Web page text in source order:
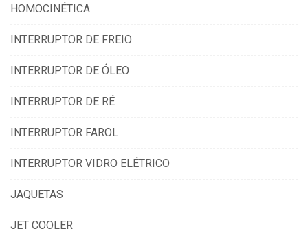
HOMOCINÉTICA
INTERRUPTOR DE FREIO
INTERRUPTOR DE ÓLEO
INTERRUPTOR DE RÉ
INTERRUPTOR FAROL
INTERRUPTOR VIDRO ELÉTRICO
JAQUETAS
JET COOLER